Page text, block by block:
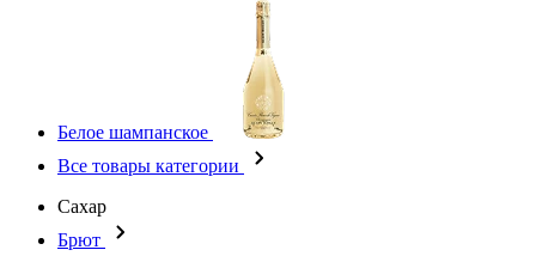
Белое шампанское
Все товары категории
Сахар
Брют